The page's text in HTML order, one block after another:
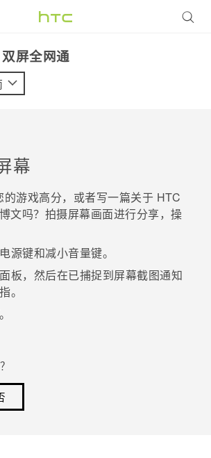
屏全网通‎
幕
的游戏高分，或者写一篇关于 HTC
文吗？拍摄屏幕画面进行分享，操
电源键和减小音量键。
板，然后在已捕捉到屏幕截图通知
。
。